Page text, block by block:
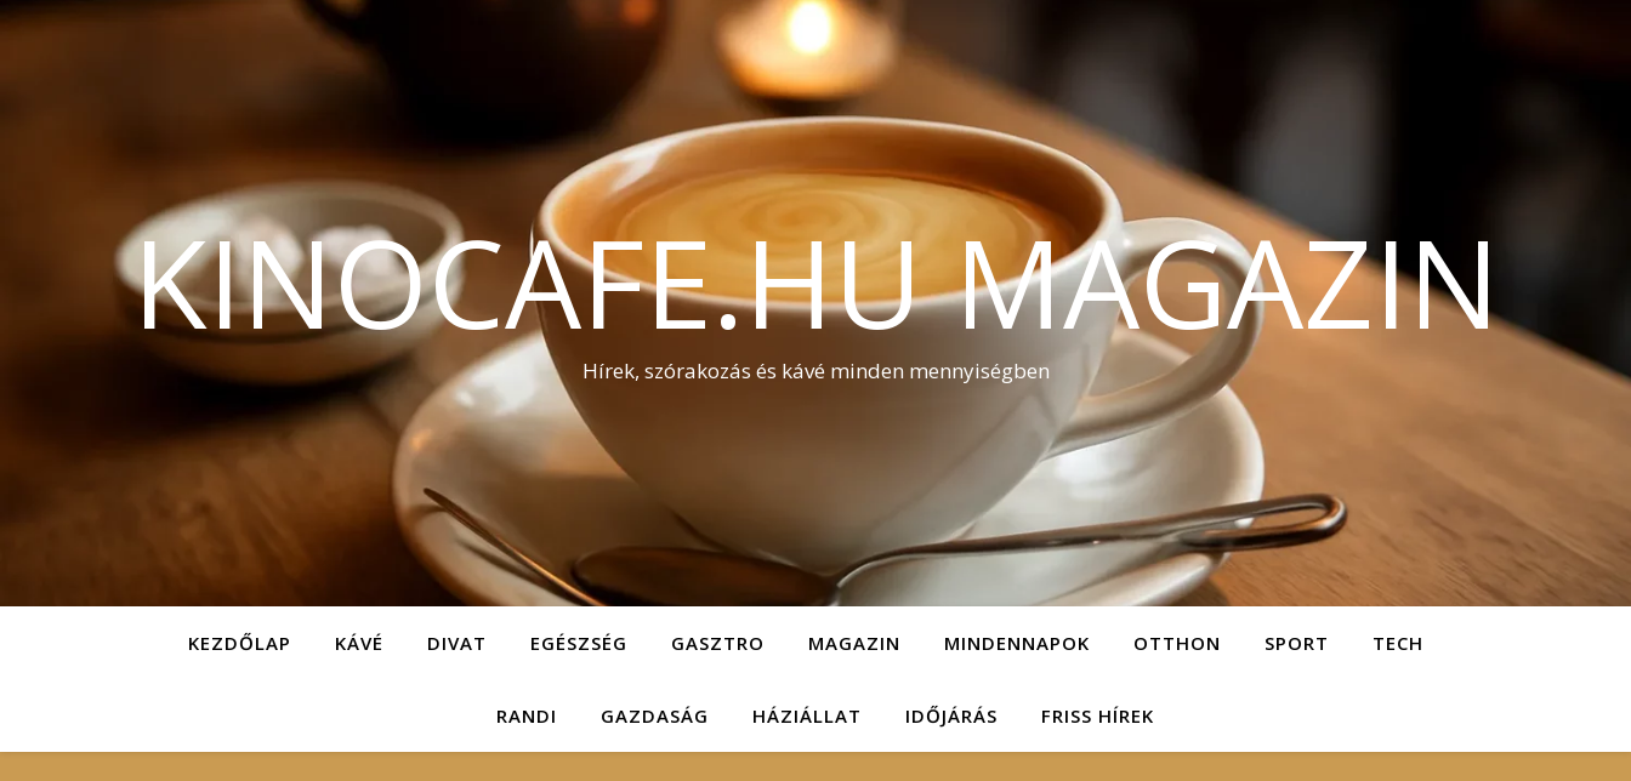
KINOCAFE.HU MAGAZIN
Hírek, szórakozás és kávé minden mennyiségben
KEZDŐLAP KÁVÉ DIVAT EGÉSZSÉG GASZTRO MAGAZIN MINDENNAPOK OTTHON SPORT TECH
RANDI GAZDASÁG HÁZIÁLLAT IDŐJÁRÁS FRISS HÍREK